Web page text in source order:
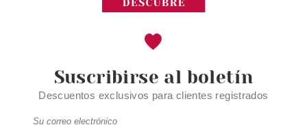
Suscribirse al boletín
Descuentos exclusivos para clientes registrados